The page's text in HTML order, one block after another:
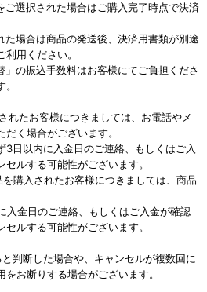
択された場合はご購入完了時点で決済
合は商品の発送後、決済用書類が別途
用ください。
振込手数料はお客様にてご負担くださ
れたお客様につきましては、お電話やメ
く場合がございます。
3日以内に入金日のご連絡、もしくはご入
ルする可能性がございます。
購入されたお客様につきましては、商品
入金日のご連絡、もしくはご入金が確認
ルする可能性がございます。
判断した場合や、キャンセルが複数回に
お断りする場合がございます。